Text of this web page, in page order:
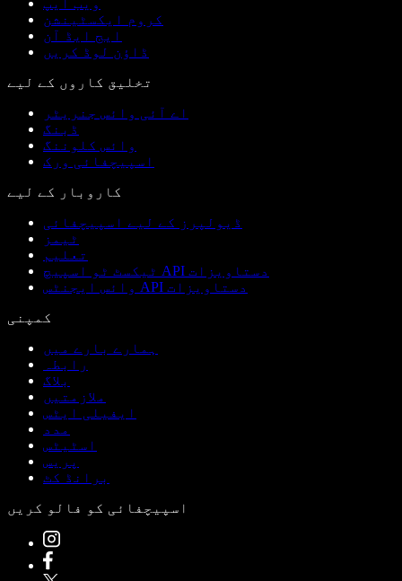
ویب ایپ
کروم ایکسٹینشن
ایج ایڈ آن
ڈاؤن لوڈ کریں
تخلیق کاروں کے لیے
اے آئی وائس جنریٹر
ڈبنگ
وائس کلوننگ
اسپیچفائی ورک
کاروبار کے لیے
ڈیولپرز کے لیے اسپیچفائی
ٹیمز
تعلیم
ٹیکسٹ ٹو اسپیچ API دستاویزات
وائس ایجنٹس API دستاویزات
کمپنی
ہمارے بارے میں
رابطہ
بلاگ
ملازمتیں
ایفیلی ایٹس
مدد
اسٹیٹس
پریس
برانڈ کٹ
اسپیچفائی کو فالو کریں